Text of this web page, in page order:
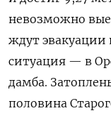
невозможно
ждут эвакуации
ситуация — в
дамба.
половина